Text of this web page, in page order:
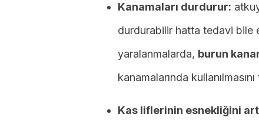
Kanamaları durdurur:
durdurabilir hatta tedavi bile
yaralanmalarda, burun
kanamalarında
Kas liflerinin esnekliğini